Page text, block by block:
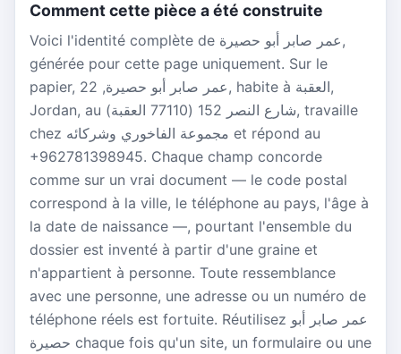
Comment cette pièce a été construite
Voici l'identité complète de عمر صابر أبو حصيرة,
générée pour cette page uniquement. Sur le
papier, عمر صابر أبو حصيرة, 22, habite à العقبة,
Jordan, au شارع النصر 152 (77110 العقبة), travaille
chez مجموعة الفاخوري وشركائه et répond au
+962781398945. Chaque champ concorde
comme sur un vrai document — le code postal
correspond à la ville, le téléphone au pays, l'âge à
la date de naissance —, pourtant l'ensemble du
dossier est inventé à partir d'une graine et
n'appartient à personne. Toute ressemblance
avec une personne, une adresse ou un numéro de
téléphone réels est fortuite. Réutilisez عمر صابر أبو
حصيرة chaque fois qu'un site, un formulaire ou une